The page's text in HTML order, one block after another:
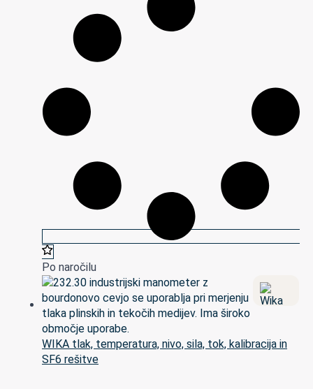
Po naročilu
WIKA tlak, temperatura, nivo, sila, tok, kalibracija in
SF6 rešitve